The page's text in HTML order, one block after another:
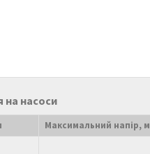
на насоси
Максимальний напір, м